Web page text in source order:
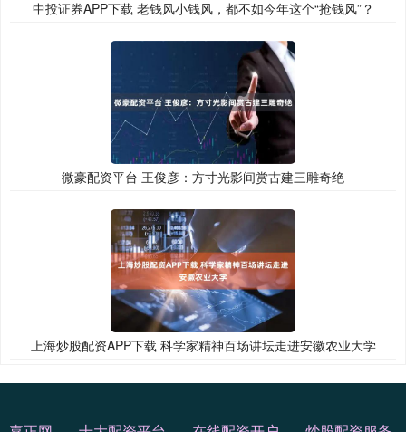
中投证券APP下载 老钱风小钱风，都不如今年这个“抢钱风”？
微豪配资平台 王俊彦：方寸光影间赏古建三雕奇绝
上海炒股配资APP下载 科学家精神百场讲坛走进安徽农业大学